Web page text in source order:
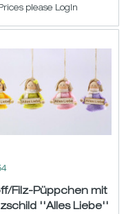
please LogIn
Filz-Püppchen mit
''Alles Liebe''